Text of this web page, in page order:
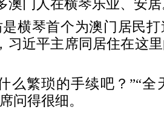
澳门人在横琴乐业、安
横琴首个为澳门居民
习近平主席同居住在这
么繁琐的手续吧？”“全
问得很细。